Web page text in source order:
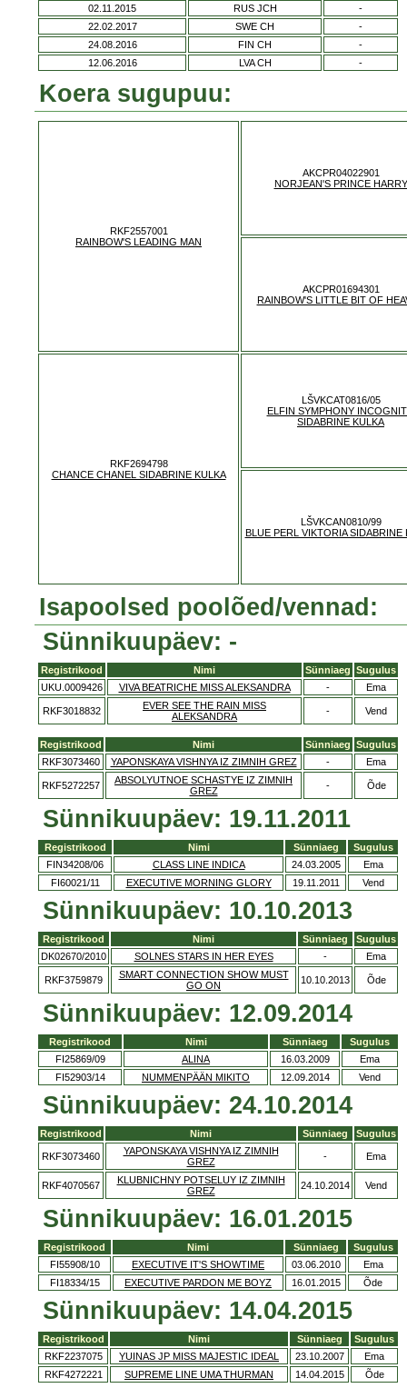
02.11.2015
RUS JCH
-
22.02.2017
SWE CH
-
24.08.2016
FIN CH
-
12.06.2016
LVA CH -
Koera sugupuu:
RKF2557001
RAINBOW'S LEADING MAN
AKCPR04022901
NORJEAN'S PRINCE HARRY
AKCPR01694301
RAINBOW'S LITTLE BIT OF
RKF2694798
CHANCE CHANEL SIDABRINE KULKA
LŠVKCAT0816/05
ELFIN SYMPHONY
SIDABRINE KULKA
LŠVKCAN0810/99
BLUE PERL VIKTORIA SIDABRINE
Isapoolsed poolõed/vennad:
Sünnikuupäev: -
Registrikood Nimi Sünniaeg Sugulus
UKU.0009426
VIVA BEATRICHE MISS ALEKSANDRA - Ema
RKF3018832
EVER SEE THE RAIN MISS
ALEKSANDRA
- Vend
Registrikood Nimi Sünniaeg Sugulus
RKF3073460
YAPONSKAYA VISHNYA IZ ZIMNIH GREZ - Ema
RKF5272257
ABSOLYUTNOE SCHASTYE IZ ZIMNIH
GREZ
- Õde
Sünnikuupäev: 19.11.2011
Registrikood Nimi Sünniaeg
Sugulus
FIN34208/06
CLASS LINE INDICA 24.03.2005
Ema
FI60021/11
EXECUTIVE MORNING GLORY 19.11.2011 Vend
Sünnikuupäev: 10.10.2013
Registrikood Nimi Sünniaeg
Sugulus
DK02670/2010
SOLNES STARS IN HER EYES - Ema
RKF3759879
SMART CONNECTION SHOW MUST
GO ON
10.10.2013 Õde
Sünnikuupäev: 12.09.2014
Registrikood Nimi Sünniaeg
Sugulus
FI25869/09
ALINA 16.03.2009
Ema
FI52903/14
NUMMENPÄÄN MIKITO 12.09.2014 Vend
Sünnikuupäev: 24.10.2014
Registrikood Nimi Sünniaeg Sugulus
RKF3073460
YAPONSKAYA VISHNYA IZ ZIMNIH
GREZ
- Ema
RKF4070567
KLUBNICHNY POTSELUY IZ ZIMNIH
GREZ
24.10.2014 Vend
Sünnikuupäev: 16.01.2015
Registrikood Nimi Sünniaeg
Sugulus
FI55908/10
EXECUTIVE IT'S SHOWTIME 03.06.2010
Ema
FI18334/15
EXECUTIVE PARDON ME BOYZ 16.01.2015 Õde
Sünnikuupäev: 14.04.2015
Registrikood Nimi Sünniaeg
Sugulus
RKF2237075
YUINAS JP MISS MAJESTIC IDEAL 23.10.2007
Ema
RKF4272221
SUPREME LINE UMA THURMAN 14.04.2015 Õde